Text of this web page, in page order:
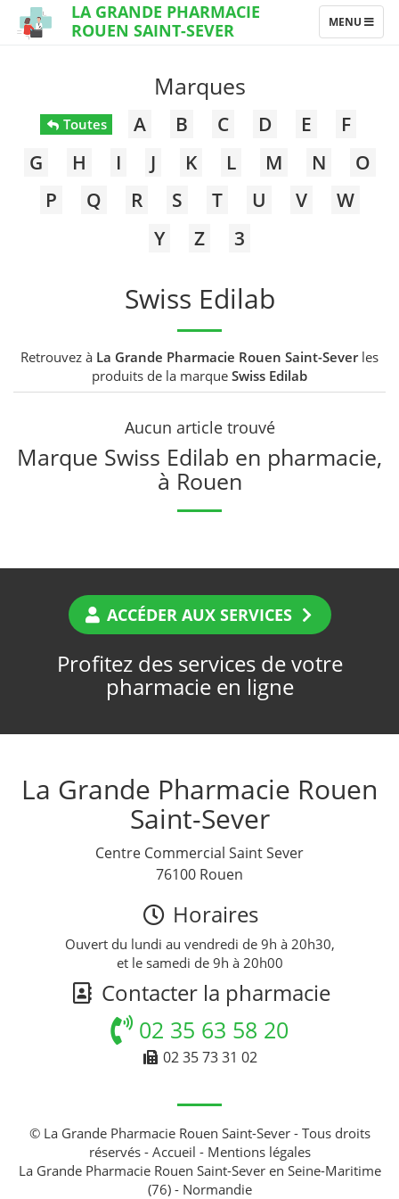
LA GRANDE PHARMACIE
ROUEN SAINT-SEVER
TOGGLE
NAVIGATION
MENU
Marques
Toutes A B C D E
F
G
H I J K L M N
O
P
Q R S T U V
W
Y
Z 3
Swiss Edilab
Retrouvez à La Grande Pharmacie Rouen Saint-Severles
produits de la marque Swiss Edilab
Aucun article trouvé
Marque Swiss Edilab en pharmacie,
à Rouen
ACCÉDER AUX SERVICES
Profitez des services de votre
pharmacie en ligne
La Grande Pharmacie Rouen
Saint-Sever
Centre Commercial Saint Sever
76100 Rouen
Horaires
Ouvert du lundi au vendredi de 9h à 20h30,
et le samedi de 9h à 20h00
Contacter la pharmacie
02 35 63 58 20
02 35 73 31 02
© La Grande Pharmacie Rouen Saint-Sever - Tous droits
réservés - Accueil - Mentions légales
La Grande Pharmacie Rouen Saint-Sever en Seine-Maritime
(76) - Normandie